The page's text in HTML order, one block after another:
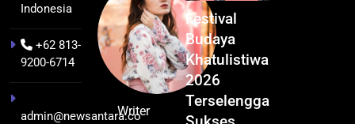
Indonesia
+62 813-
9200-6714
admin@newsantara.co
Writer
Pramuwisata
Dukung
Peningkatan
Indonesia
Resmi
Bangun AI
Factory
Festival
Budaya
Khatulistiwa
2026
Terselenggara